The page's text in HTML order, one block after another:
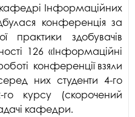
Інформаційних
конференція за
практики здобувачів
126 «Інформаційні
конференції взяли
них студенти 4-го
го курсу (скорочений
кафедри.